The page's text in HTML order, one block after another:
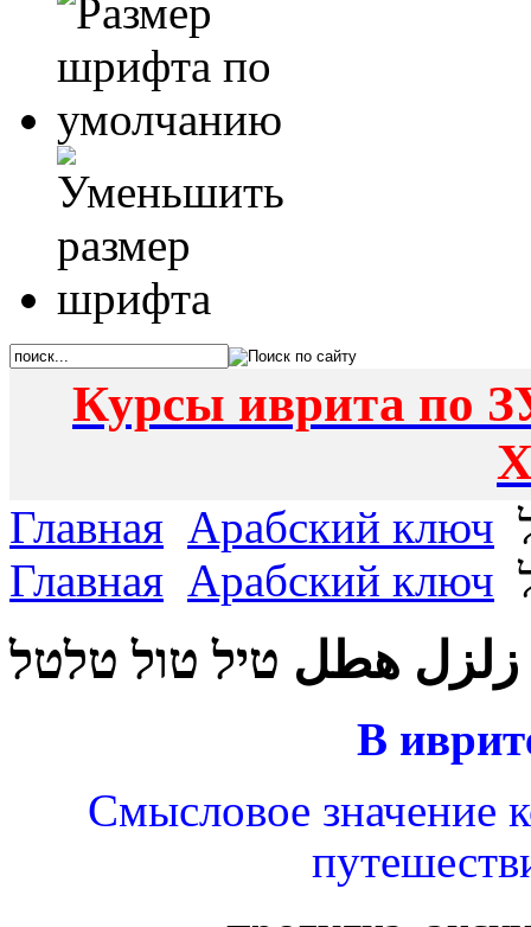
Курсы иврита по
Главная Арабский ключ
Главная Арабский ключ
زلزل هطل טיל טול טלטל
В
Смысловое значение